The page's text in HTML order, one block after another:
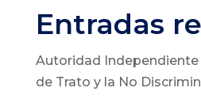
Entradas
Autoridad Independiente
de Trato y la No